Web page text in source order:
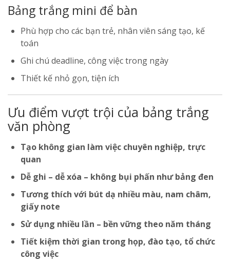
Bảng trắng mini để bàn
Phù hợp cho các bạn trẻ, nhân viên sáng tạo, kế
toán
Ghi chú deadline, công việc trong ngày
Thiết kế nhỏ gọn, tiện ích
Ưu điểm vượt trội của bảng trắng
văn phòng
Tạo không gian làm việc chuyên nghiệp, trực
quan
Dễ ghi – dễ xóa – không bụi phấn như bảng đen
Tương thích với bút dạ nhiều màu, nam châm,
giấy note
Sử dụng nhiều lần – bền vững theo năm tháng
Tiết kiệm thời gian trong họp, đào tạo, tổ chức
công việc